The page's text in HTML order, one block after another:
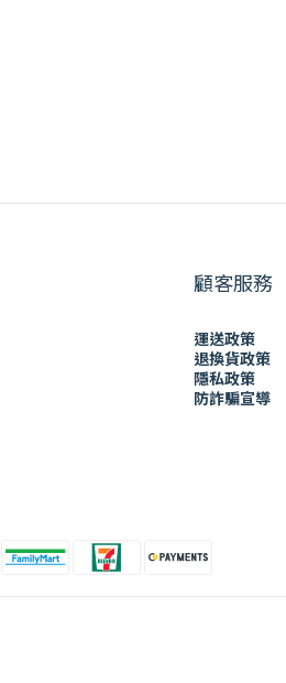
顧客服務
運送政策
退換貨政策
隱私政策
防詐騙宣導